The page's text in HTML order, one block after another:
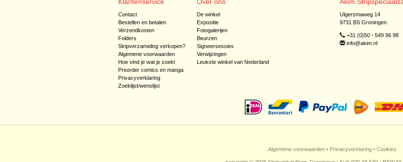
Contact
Bestellen en betalen
Verzendkosten
Folders
Stripverzameling verkopen?
Algemene voorwaarden
Hoe vind je wat je zoekt
Preorder comics en manga
Privacyverklaring
Zoeklijst/wenslijst
De winkel
Expositie
Fotogalerijen
Beurzen
Signeersessies
Verwijzingen
Leukste winkel van Nederland
Ulgersmaweg 14
9731 BS Groningen
+31 (0)50 - 549 96 98
info@akim.nl
Algemene voorwaarden • Privacyverklaring • Cookies